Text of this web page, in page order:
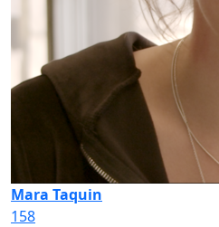
Mara Taquin
158